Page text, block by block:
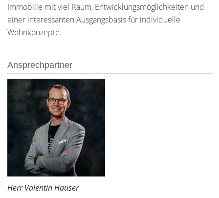
Immobilie mit viel Raum, Entwicklungsmöglichkeiten und
einer interessanten Ausgangsbasis für individuelle
Wohnkonzepte.
Ansprechpartner
Herr Valentin Hauser